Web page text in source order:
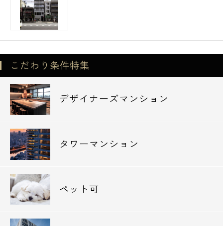
こだわり条件特集
デザイナーズマンション
タワーマンション
ペット可